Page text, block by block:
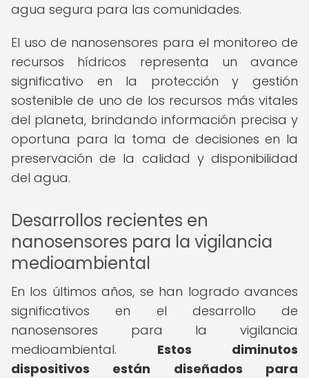
agua segura para las comunidades.
El uso de nanosensores para el monitoreo de
recursos hídricos representa un avance
significativo en la protección y gestión
sostenible de uno de los recursos más vitales
del planeta, brindando información precisa y
oportuna para la toma de decisiones en la
preservación de la calidad y disponibilidad
del agua.
Desarrollos recientes en
nanosensores para la vigilancia
medioambiental
En los últimos años, se han logrado avances
significativos en el desarrollo de
nanosensores para la vigilancia
medioambiental. Estos diminutos
dispositivos están diseñados para